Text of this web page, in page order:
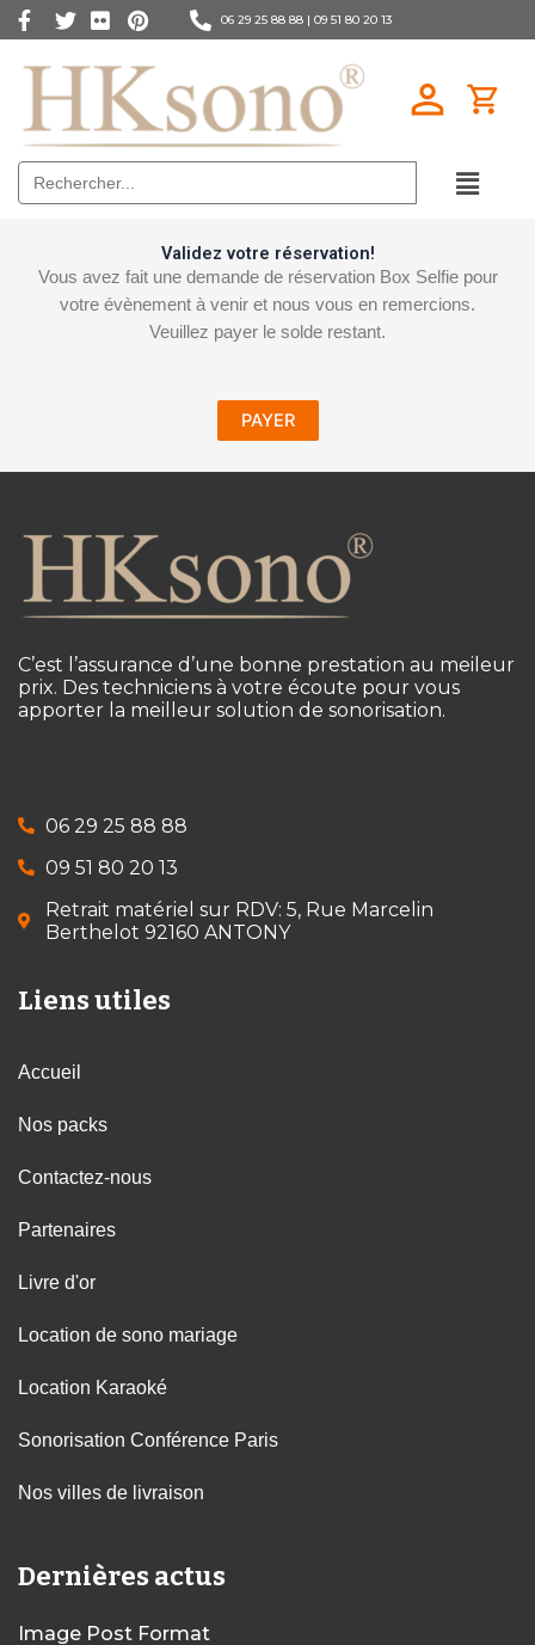
06 29 25 88 88 | 09 51 80 20 13
Search
for:
Validez votre réservation!
Vous avez fait une demande de réservation Box Selfie pour
votre évènement à venir et nous vous en remercions.
Veuillez payer le solde restant.
PAYER
C’est l’assurance d’une bonne prestation au meileur
prix. Des techniciens à votre écoute pour vous
apporter la meilleur solution de sonorisation.
06 29 25 88 88
09 51 80 20 13
Retrait matériel sur RDV: 5, Rue Marcelin
Berthelot 92160 ANTONY
Liens utiles
Accueil
Nos packs
Contactez-nous
Partenaires
Livre d'or
Location de sono mariage
Location Karaoké
Sonorisation Conférence Paris
Nos villes de livraison
Dernières actus
Image Post Format